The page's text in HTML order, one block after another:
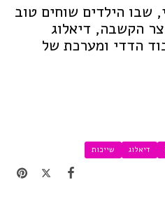
שבו הילדים שוחים טוב
הקשבה, דיאלוג
הדדי ומערכת של
דיאלוג שייכות